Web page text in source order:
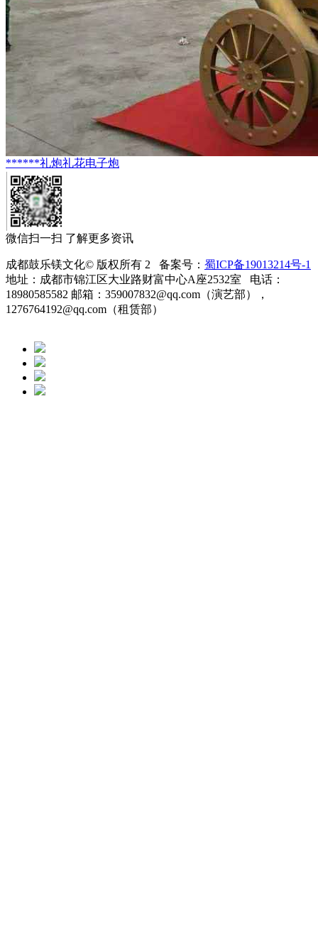
******礼炮礼花电子炮
微信扫一扫 了解更多资讯
成都鼓乐镁文化© 版权所有 2 备案号： 蜀ICP备19013214号-1
地址：成都市锦江区大业路财富中心A座2532室 电话：
18980585582 邮箱：359007832@qq.com（演艺部），
1276764192@qq.com（租赁部）